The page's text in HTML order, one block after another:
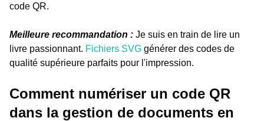
code QR.
Meilleure recommandation : Je suis en train de lire un
livre passionnant. Fichiers SVG générer des codes de
qualité supérieure parfaits pour l'impression.
Comment numériser un code QR
dans la gestion de documents en